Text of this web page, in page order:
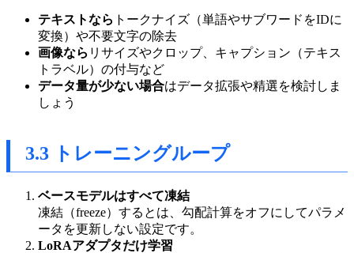
テキストなら トークナイズ（単語やサブワードをIDに
変換）や不要文字の除去
画像なら リサイズやクロップ、キャプション（テキス
トラベル）の付与など
データ量が少ない場合はデータ拡張や精選を検討しま
しょう
3.3 トレーニングループ
ベースモデルはすべて凍結
凍結（freeze）するとは、勾配計算をオフにしてパラメ
ータを更新しない設定です。
LoRAアダプタだけ学習